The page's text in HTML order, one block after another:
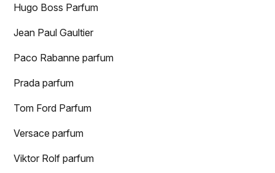
Hugo Boss Parfum
Jean Paul Gaultier
Paco Rabanne parfum
Prada parfum
Tom Ford Parfum
Versace parfum
Viktor Rolf parfum